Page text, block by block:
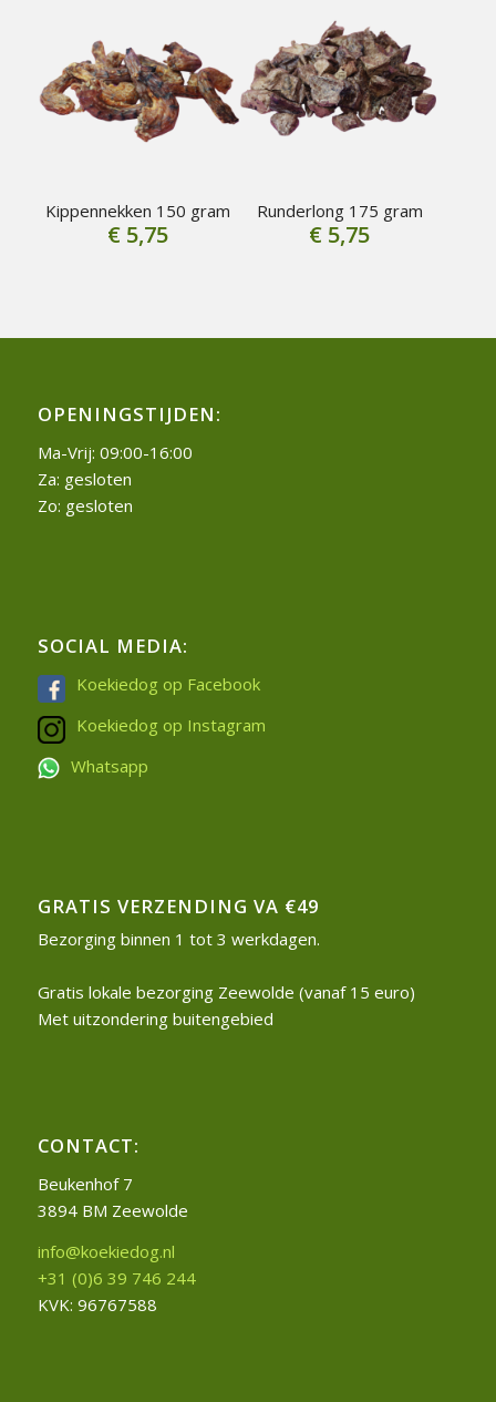
Kippennekken 150 gram
€ 5,75
Runderlong 175 gram
€ 5,75
OPENINGSTIJDEN:
Ma-Vrij: 09:00-16:00
Za: gesloten
Zo: gesloten
SOCIAL MEDIA:
Koekiedog op Facebook
Koekiedog op Instagram
Whatsapp
GRATIS VERZENDING VA €49
Bezorging binnen 1 tot 3 werkdagen.
Gratis lokale bezorging Zeewolde (vanaf 15 euro)
Met uitzondering buitengebied
CONTACT:
Beukenhof 7
3894 BM Zeewolde
info@koekiedog.nl
+31 (0)6 39 746 244
KVK: 96767588